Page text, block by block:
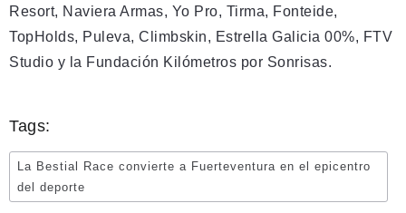
Resort, Naviera Armas, Yo Pro, Tirma, Fonteide,
TopHolds, Puleva, Climbskin, Estrella Galicia 00%, FTV
Studio y la Fundación Kilómetros por Sonrisas.
Tags:
La Bestial Race convierte a Fuerteventura en el epicentro
del deporte